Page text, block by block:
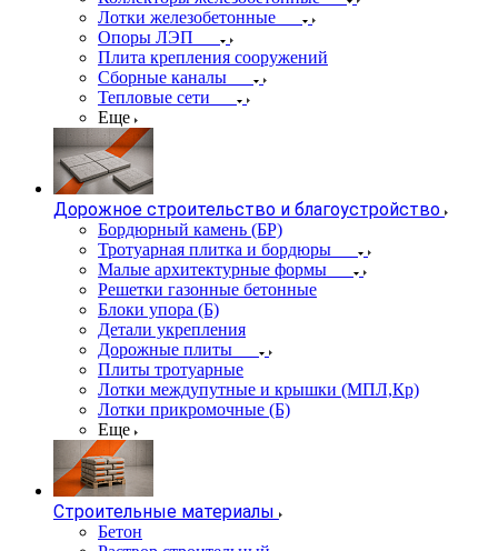
Лотки железобетонные
Опоры ЛЭП
Плита крепления сооружений
Сборные каналы
Тепловые сети
Еще
Дорожное строительство и благоустройство
Бордюрный камень (БР)
Тротуарная плитка и бордюры
Малые архитектурные формы
Решетки газонные бетонные
Блоки упора (Б)
Детали укрепления
Дорожные плиты
Плиты тротуарные
Лотки междупутные и крышки (МПЛ,Кр)
Лотки прикромочные (Б)
Еще
Строительные материалы
Бетон